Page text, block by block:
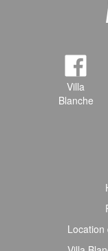
Villa
Blanche
Location